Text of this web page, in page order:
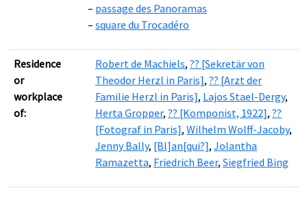
passage des Panoramas
square du Trocadéro
Residence
or
workplace
of:
Robert de Machiels, ?? [Sekretär von
Theodor Herzl in Paris], ?? [Arzt der
Familie Herzl in Paris], Lajos Stael-Dergy,
Herta Gropper, ?? [Komponist, 1922], ??
[Fotograf in Paris], Wilhelm Wolff-Jacoby,
Jenny Bally, [Bl]an[qui?], Jolantha
Ramazetta, Friedrich Beer, Siegfried Bing